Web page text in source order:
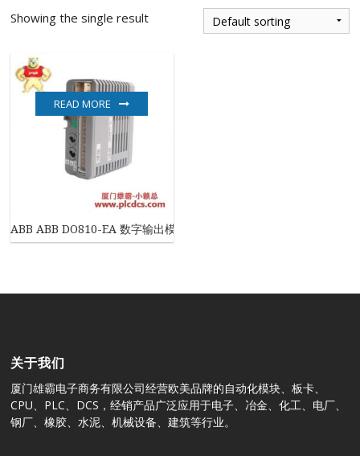
Showing the single result
ABB ABB DO810-EA 数字输出模块
READ MORE
关于我们
厦门雄霸电子商务有限公司经营欧美品牌的自动化模块、板卡、
CPU、PLC、DCS，经销产品广泛应用于电子、冶金、化工、电厂、
钢厂、橡胶、水泥、机械设备、建筑等行业。